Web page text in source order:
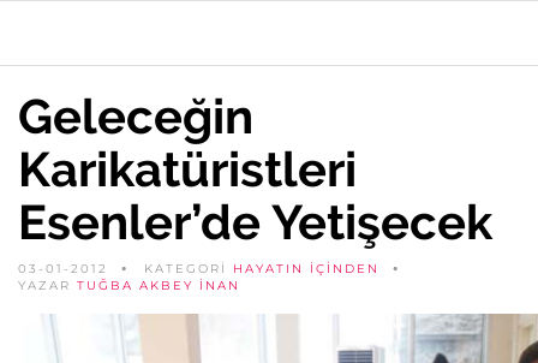
Geleceğin
Karikatüristleri
Esenler’de Yetişecek
03-01-2012 KATEGORİ HAYATIN İÇINDEN
YAZAR TUĞBA AKBEY İNAN